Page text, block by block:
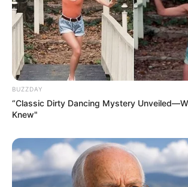
BUZZDAY
“Classic Dirty Dancing Mystery
Knew"